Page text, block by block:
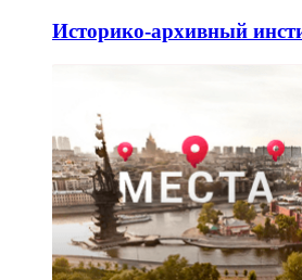
Историко-архивный